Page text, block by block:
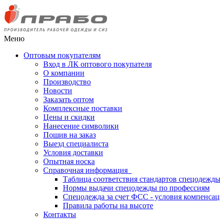
Меню
Оптовым покупателям
Вход в ЛК оптового покупателя
О компании
Производство
Новости
Заказать оптом
Комплексные поставки
Цены и скидки
Нанесение символики
Пошив на заказ
Выезд специалиста
Условия доставки
Опытная носка
Справочная информация
Таблица соответствия стандартов спецодежды
Нормы выдачи спецодежды по профессиям
Спецодежда за счет ФСС - условия
Правила работы на высоте
Контакты